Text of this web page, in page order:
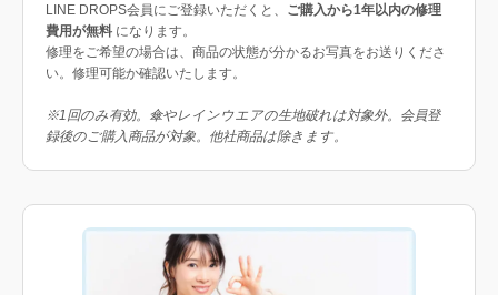
LINE DROPS会員にご登録いただくと、 ご購入から1年以内の修理
費用が無料 になります。
修理をご希望の場合は、商品の状態が分かるお写真をお送りくださ
い。修理可能か確認いたします。
※1回のみ有効。傘やレインウエアの生地破れは対象外。会員登
録後のご購入商品が対象。他社商品は除きます。